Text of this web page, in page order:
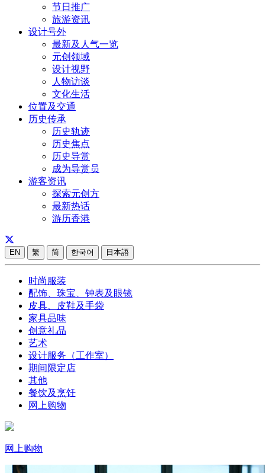
节日推广
旅游资讯
设计号外
最新及人气一览
元创领域
设计视野
人物访谈
文化生活
位置及交通
历史传承
历史轨迹
历史焦点
历史导赏
成为导赏员
游客资讯
探索元创方
最新热话
游历香港
EN 繁 简 한국어 日本語
时尚服装
配饰、珠宝、钟表及眼镜
皮具、皮鞋及手袋
家具品味
创意礼品
艺术
设计服务（工作室）
期间限定店
其他
餐饮及烹饪
网上购物
网上购物